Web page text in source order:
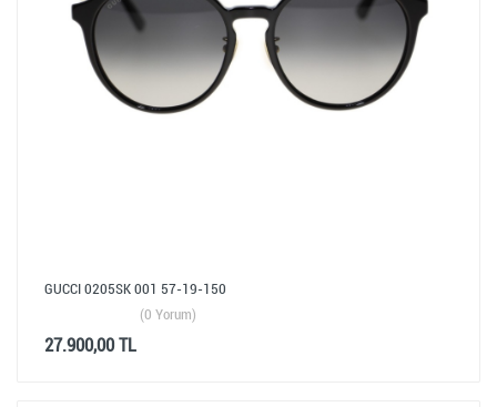
GUCCI 0205SK 001 57-19-150
(0 Yorum)
27.900,00 TL